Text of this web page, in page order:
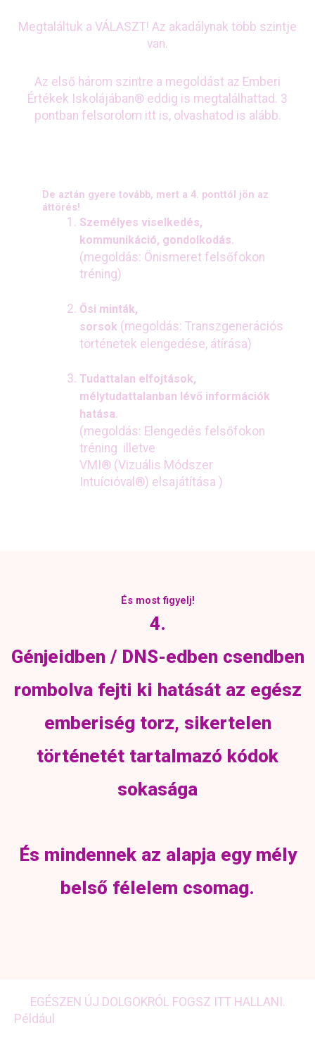
Megtaláltuk a VÁLASZT! Az akadálynak több szintje
van.
Az első három szintre a megoldást az Emberi
Értékek Iskolájában® eddig is megtalálhattad. 3
pontban felsorolom itt is, olvashatod is alább.
De aztán gyere tovább, mert a 4. ponttól jön az
áttörés!
Személyes viselkedés,
kommunikáció, gondolkodás.
(megoldás: Önismeret felsőfokon
tréning)
Ősi minták,
sorsok (megoldás: Transzgenerációs
történetek elengedése, átírása)
Tudattalan elfojtások,
mélytudattalanban lévő információk
hatása.
(megoldás: Elengedés felsőfokon
tréning illetve
VMI® (Vizuális Módszer
Intuícióval®) elsajátítása )
És most figyelj!
4.
Génjeidben / DNS-edben csendben
rombolva fejti ki hatását az egész
emberiség torz, sikertelen
történetét tartalmazó kódok
sokasága
És mindennek az alapja egy mély
belső félelem csomag.
EGÉSZEN ÚJ DOLGOKRÓL FOGSZ ITT HALLANI.
Például